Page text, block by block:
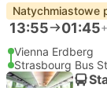
Natychmiastowe
13:55 01:45
Vienna Erdberg
Strasbourg Bus